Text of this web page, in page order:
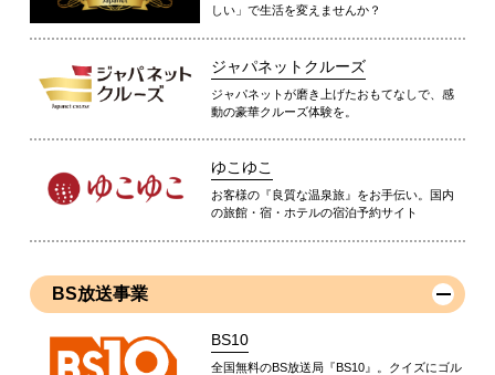
しい」で生活を変えませんか？
ジャパネットクルーズ
ジャパネットが磨き上げたおもてなしで、感
動の豪華クルーズ体験を。
ゆこゆこ
お客様の『良質な温泉旅』をお手伝い。国内
の旅館・宿・ホテルの宿泊予約サイト
BS放送事業
BS10
全国無料のBS放送局『BS10』。クイズにゴル